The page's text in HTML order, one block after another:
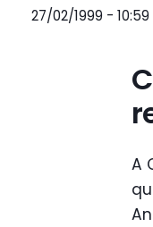
27/02/1999 - 10:59
A